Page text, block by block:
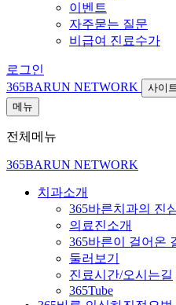
이벤트
자주묻는 질문
비급여 진료수가
로그인
365BARUN NETWORK
사이
메뉴
전체메뉴
365BARUN NETWORK
치과소개
365바른치과의 진
의료진소개
365바른이 걸어온
둘러보기
진료시간/오시는길
365Tube